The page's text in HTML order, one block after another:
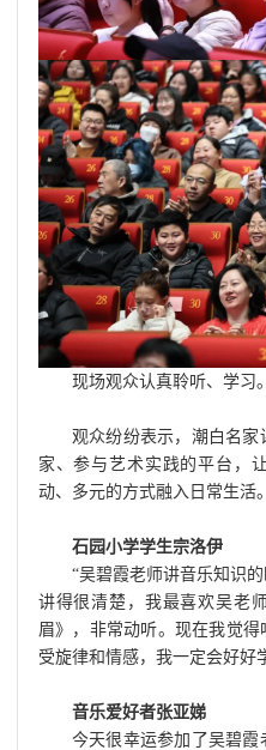
现场观众认真聆听、学习。
观众纷纷表示，潮白名家
家、参与艺术实践的平台，
动、多元的方式融入日常生活。
石园小学学生宗洛伊
“吴碧霞老师讲音乐知识
讲得很清楚，我最喜欢吴老
眉》，非常动听。现在我觉
受旋律和情感，我一定会好好
音乐爱好者张亚娣
今天很幸运参加了吴碧